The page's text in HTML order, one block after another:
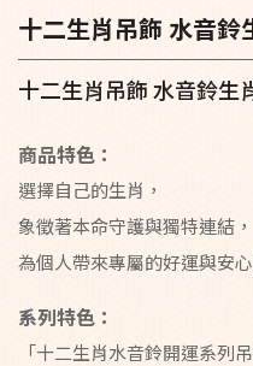
十二生肖吊飾 水音鈴
十二生肖吊飾 水音鈴生
商品特色：
選擇自己的生肖，
象徵著本命守護與獨特連結，
為個人帶來專屬的好運與安心
系列特色：
「十二生肖水音鈴開運系列